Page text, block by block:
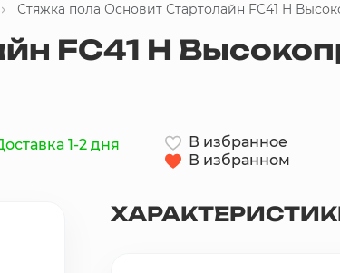
Стяжка пола Основит Стартолайн FC41 H
FC41 H
1-2 дня
В избранное
В избранном